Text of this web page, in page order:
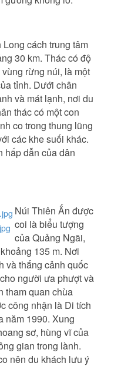
cách trung tâm
30 km. Thác có độ
rừng núi, là một
tỉnh. Dưới chân
và mát lạnh, nơi du
thác có một con
co trong thung lũng
các khe suối khác.
hấp dẫn của dân
Núi Thiên Ấn được
coi là biểu tượng
của Quảng Ngãi,
135 m. Nơi
và thắng cảnh quốc
người ưa phượt và
tham quan chùa
công nhận là Di tích
năm 1990. Xung
sơ, hùng vĩ của
gian trong lành.
nên du khách lưu ý